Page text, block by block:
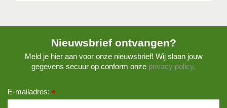
Nieuwsbrief ontvangen?
Meld je hier aan voor onze nieuwsbrief! Wij slaan jouw
gegevens secuur op conform onze privacy policy.
E-mailadres: *